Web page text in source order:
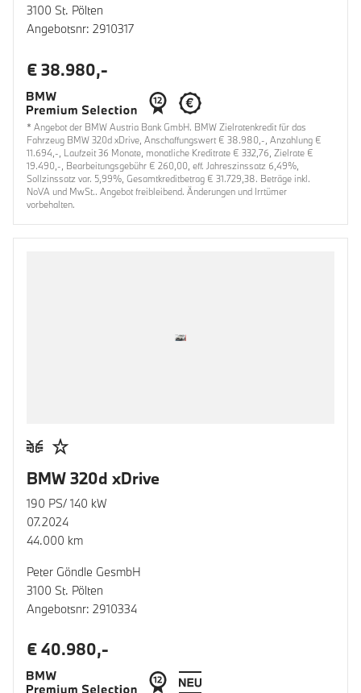
3100 St. Pölten
Angebotsnr: 2910317
€ 38.980,-
* Angebot der BMW Austria Bank GmbH. BMW Zielratenkredit für das
Fahrzeug BMW 320d xDrive, Anschaffungswert € 38.980,-, Anzahlung €
11.694,-, Laufzeit 36 Monate, monatliche Kreditrate € 332,76, Zielrate €
19.490,-, Bearbeitungsgebühr € 260,00, eff. Jahreszinssatz 6,49%,
Sollzinssatz var. 5,99%, Gesamtkreditbetrag € 31.729,38. Beträge inkl.
NoVA und MwSt.. Angebot freibleibend. Änderungen und Irrtümer
vorbehalten.
BMW 320d xDrive
190 PS/ 140 kW
07.2024
44.000 km
Peter Göndle GesmbH
3100 St. Pölten
Angebotsnr: 2910334
€ 40.980,-